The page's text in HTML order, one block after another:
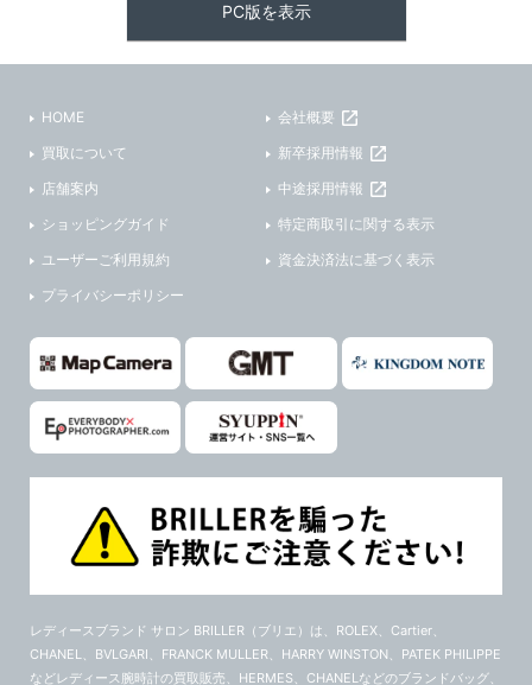
PC版を表示
HOME
買取について
店舗案内
ショッピングガイド
ユーザーご利用規約
プライバシーポリシー
会社概要
新卒採用情報
中途採用情報
特定商取引に関する表示
資金決済法に基づく表示
レディースブランド サロン BRILLER（ブリエ） は、ROLEX、Cartier、
CHANEL、BVLGARI、FRANCK MULLER、HARRY WINSTON、PATEK PHILIPPE
などレディース腕時計の買取販売、HERMES、CHANELなどのブランドバッグ、